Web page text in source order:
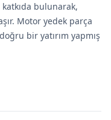
bulunarak,
Motor yedek parça
bir yatırım yapmış